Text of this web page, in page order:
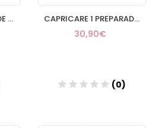
CAPRICARE 3 LECHE DE CRECIMIENTO DESDE 12 MESES LECHE DE CABRA 800 G CAPRICARE 1 PREPARADO LACTANTES LECHE DE CABRA 8
30,90€
(0)